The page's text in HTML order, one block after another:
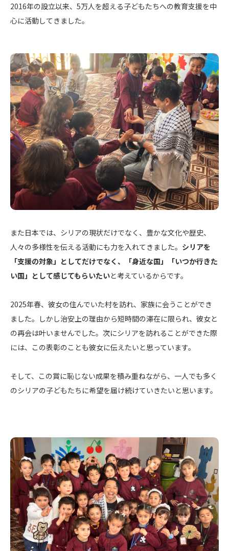
2016年の設立以来、5万人を超える子どもたちへの教育支援を中
心に活動してきました。
また日本では、シリアの現状だけでなく、豊かな文化や歴史、
人々の多様性を伝える活動にも力を入れてきました。 シリアを
「支援の対象」としてだけでなく、「身近な国」「いつか行きた
い国」として感じてもらいたいと考えているからです。
2025年春、彼女の住んでいた村を訪れ、家族に会うことができ
ました。しかし治安上の理由から短時間の滞在に限られ、彼女と
の再会は叶いませんでした。次にシリアを訪れることができた際
には、この表彰のことも彼女に伝えたいと思っています。
そして、この賞に恥じない成果を積み重ねながら、一人でも多く
のシリアの子どもたちに希望を届け続けていきたいと思います。